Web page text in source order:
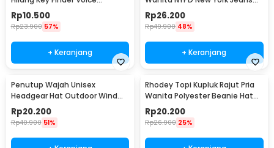
Induction LED - YY-315
Rp10.500
Rp23.900 57%
+ Keranjang
Polyester Cap - S8R
Rp26.200
Rp49.900 48%
+ Keranjang
Penutup Wajah Unisex
Headgear Hat Outdoor Wind
Mask Balaclava - P01
Rp20.200
Rp40.900 51%
Rhodey Topi Kupluk Rajut Pria
Wanita Polyester Beanie Hat
Winter - EC002
Rp20.200
Rp26.900 25%